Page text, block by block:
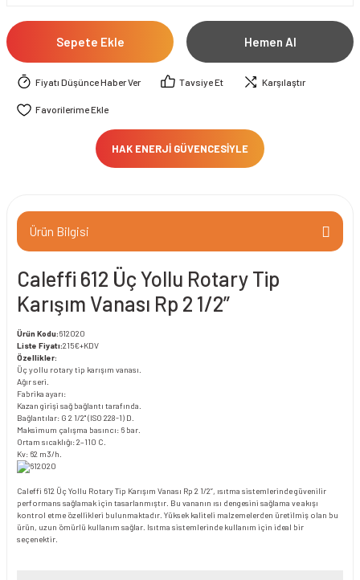
Sepete Ekle Hemen Al
Fiyatı Düşünce Haber Ver Tavsiye Et Karşılaştır
HAK ENERJİ GÜVENCESİYLE
Ürün Bilgisi
Caleffi 612 Üç Yollu Rotary Tip
Karışım Vanası Rp 2 1/2”
Ürün Kodu:612020
Liste Fiyatı:215€+KDV
Özellikler:
Üç yollu rotary tip karışım vanası.
Ağır seri.
Fabrika ayarı:
Kazan girişi sağ bağlantı tarafında.
Bağlantılar: G 2 1/2" (ISO 228-1) D.
Maksimum çalışma basıncı: 6 bar.
Ortam sıcaklığı: 2–110 C.
Kv: 62 m3/h.
Caleffi 612 Üç Yollu Rotary Tip Karışım Vanası Rp 2 1/2”, ısıtma sistemlerinde güvenilir
performans sağlamak için tasarlanmıştır. Bu vananın ısı dengesini sağlama ve akışı
kontrol etme özellikleri bulunmaktadır. Yüksek kaliteli malzemelerden üretilmiş olan bu
ürün, uzun ömürlü kullanım sağlar. Isıtma sistemlerinde kullanım için ideal bir
seçenektir.